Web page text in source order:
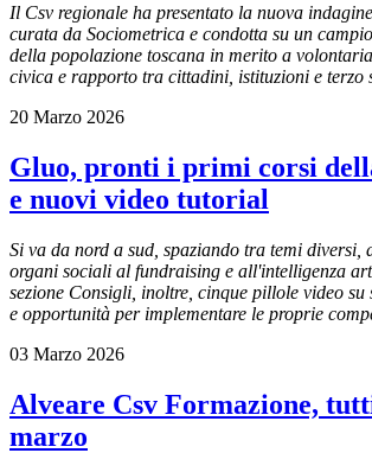
Il Csv regionale ha presentato la nuova
curata da Sociometrica e condotta su un
della popolazione toscana in merito a
civica e rapporto tra cittadini, istituzioni e terzo
20 Marzo 2026
Gluo, pronti i primi corsi
e nuovi video tutorial
Si va da nord a sud, spaziando tra temi diversi,
organi sociali al fundraising e all'intelligenza
sezione Consigli, inoltre, cinque pillole video su
e opportunità per implementare le proprie
03 Marzo 2026
Alveare Csv Formazione,
marzo